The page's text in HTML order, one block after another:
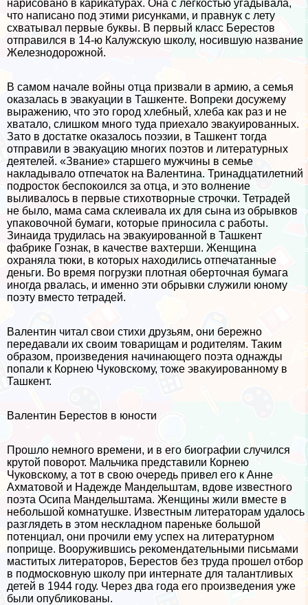
нарисовано в карикатурах. Она с легкостью угадывала,
что написано под этими рисунками, и правнук с лету
схватывал первые буквы. В первый класс Берестов
отправился в 14-ю Калужскую школу, носившую название
Железнодорожной.
В самом начале войны отца призвали в армию, а семья
оказалась в эвакуации в Ташкенте. Вопреки досужему
выражению, что это город хлебный, хлеба как раз и не
хватало, слишком много туда приехало эвакуированных.
Зато в достатке оказалось поэзии, в Ташкент тогда
отправили в эвакуацию многих поэтов и литературных
деятелей. «Звание» старшего мужчины в семье
накладывало отпечаток на Валентина. Тринадцатилетний
подросток беспокоился за отца, и это волнение
выливалось в первые стихотворные строчки. Тетрадей
не было, мама сама склеивала их для сына из обрывков
упаковочной бумаги, которые приносила с работы.
Зинаида трудилась на эвакуированной в Ташкент
фабрике Гознак, в качестве вахтерши. Женщина
охраняла тюки, в которых находились отпечатанные
деньги. Во время погрузки плотная оберточная бумага
иногда рвалась, и именно эти обрывки служили юному
поэту вместо тетрадей.
Валентин читал свои стихи друзьям, они бережно
передавали их своим товарищам и родителям. Таким
образом, произведения начинающего поэта однажды
попали к Корнею Чуковскому, тоже эвакуированному в
Ташкент.
Валентин Берестов в юности
Прошло немного времени, и в его биографии случился
крутой поворот. Мальчика представили Корнею
Чуковскому, а тот в свою очередь привел его к Анне
Ахматовой и Надежде Maндельштам, вдове известного
поэта Осипа Maндельштама. Женщины жили вместе в
небольшой комнатушке. Известным литераторам удалось
разглядеть в этом нескладном пареньке большой
потенциал, они прочили ему успех на литературном
поприще. Вооружившись рекомендательными письмами
маститых литераторов, Берестов без труда прошел отбор
в подмосковную школу при интернате для талантливых
детей в 1944 году. Через два года его произведения уже
были опубликованы.